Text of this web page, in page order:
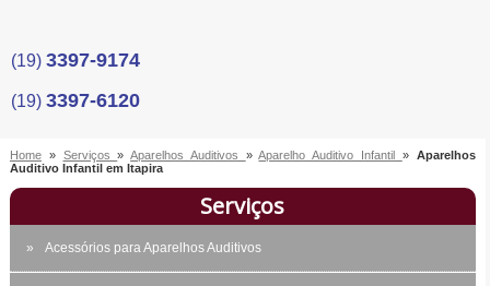
(19) 3397-9174
(19) 3397-6120
Home » Serviços»Aparelhos Auditivos »Aparelho Auditivo Infantil » Aparelhos
Auditivo Infantil em Itapira
Serviços
Acessórios para Aparelhos Auditivos